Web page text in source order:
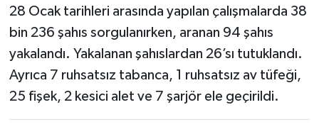
28 Ocak tarihleri arasında yapılan çalışmalarda 38
bin 236 şahıs sorgulanırken, aranan 94 şahıs
yakalandı. Yakalanan şahıslardan 26’sı tutuklandı.
Ayrıca 7 ruhsatsız tabanca, 1 ruhsatsız av tüfeği,
25 fişek, 2 kesici alet ve 7 şarjör ele geçirildi.